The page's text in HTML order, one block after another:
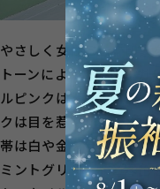
やさしく女性らしい印象
トーンによって表情がガ
ルピンクは上品で可憐な
クは目を惹く華やかさが
帯は白や金を合わせてエ
ミントグリーンなど寒色